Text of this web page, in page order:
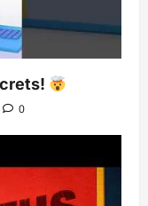
0